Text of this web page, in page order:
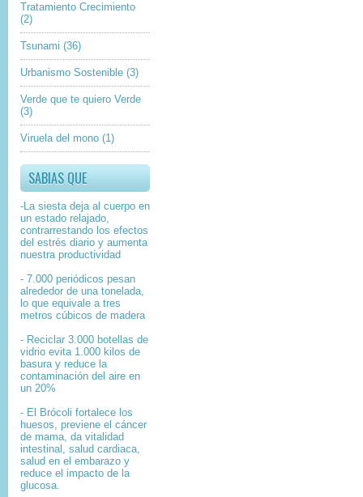
Tratamiento Crecimiento
(2)
Tsunami (36)
Urbanismo Sostenible (3)
Verde que te quiero Verde
(3)
Viruela del mono (1)
SABIAS QUE
-La siesta deja al cuerpo en
un estado relajado,
contrarrestando los efectos
del estrés diario y aumenta
nuestra productividad
- 7.000 periódicos pesan
alrededor de una tonelada,
lo que equivale a tres
metros cúbicos de madera
- Reciclar 3.000 botellas de
vidrio evita 1.000 kilos de
basura y reduce la
contaminación del aire en
un 20%
- El Brócoli fortalece los
huesos, previene el cáncer
de mama, da vitalidad
intestinal, salud cardiaca,
salud en el embarazo y
reduce el impacto de la
glucosa.